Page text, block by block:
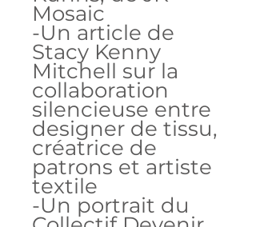
Mosaic
-Un article de
Stacy Kenny
Mitchell sur la
collaboration
silencieuse entre
designer de tissu,
créatrice de
patrons et artiste
textile
-Un portrait du